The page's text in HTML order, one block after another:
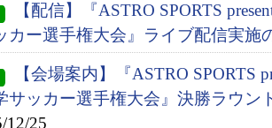
【配信】『ASTRO SPORTS
カー選手権大会』ライブ配信実施
【会場案内】『ASTRO SPORTS
サッカー選手権大会』決勝ラウン
12/25